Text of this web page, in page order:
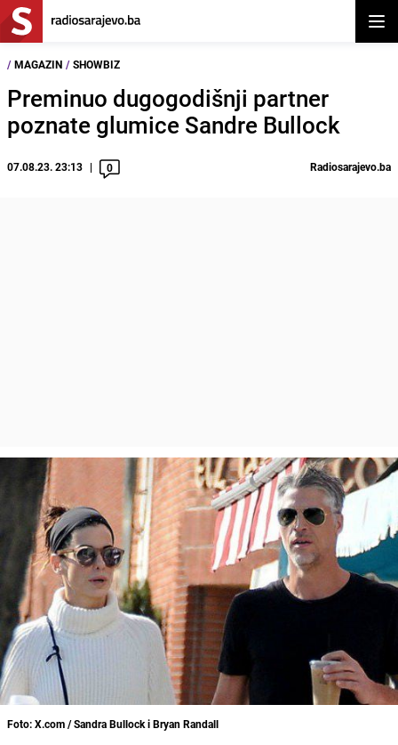
/ MAGAZIN / SHOWBIZ
Preminuo dugogodišnji partner
poznate glumice Sandre Bullock
07.08.23. 23:13 0 Radiosarajevo.ba
Foto: X.com / Sandra Bullock i Bryan Randall